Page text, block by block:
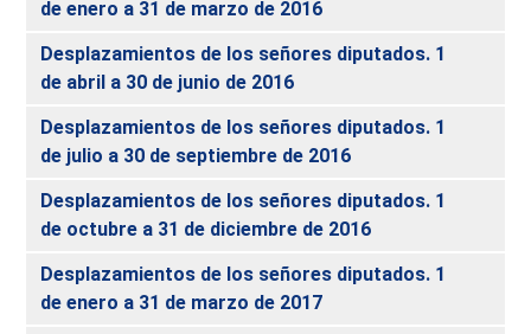
de enero a 31 de marzo de 2016
Desplazamientos de los señores diputados. 1
de abril a 30 de junio de 2016
Desplazamientos de los señores diputados. 1
de julio a 30 de septiembre de 2016
Desplazamientos de los señores diputados. 1
de octubre a 31 de diciembre de 2016
Desplazamientos de los señores diputados. 1
de enero a 31 de marzo de 2017